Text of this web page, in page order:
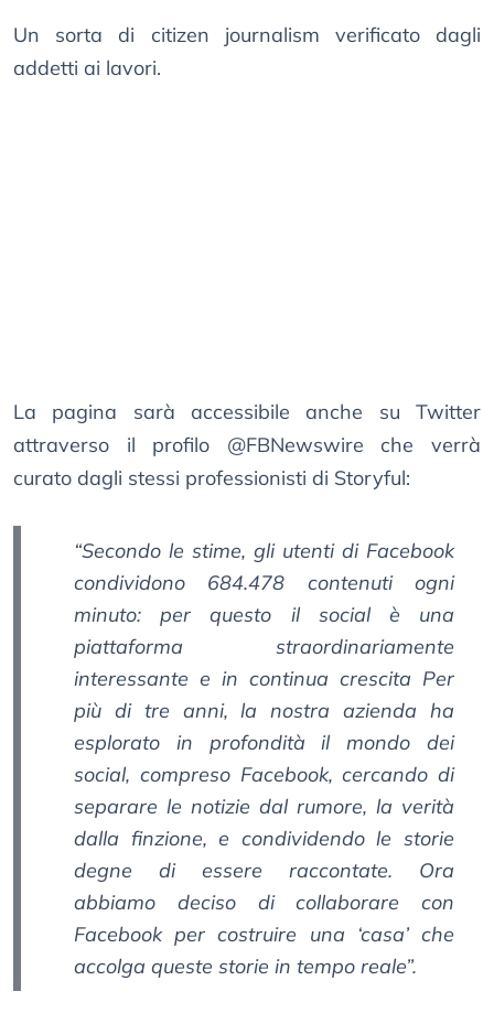
Un sorta di citizen journalism verificato dagli
addetti ai lavori.
La pagina sarà accessibile anche su Twitter
attraverso il profilo @FBNewswire che verrà
curato dagli stessi professionisti di Storyful:
“Secondo le stime, gli utenti di Facebook
condividono 684.478 contenuti ogni
minuto: per questo il social è una
piattaforma straordinariamente
interessante e in continua crescita Per
più di tre anni, la nostra azienda ha
esplorato in profondità il mondo dei
social, compreso Facebook, cercando di
separare le notizie dal rumore, la verità
dalla finzione, e condividendo le storie
degne di essere raccontate. Ora
abbiamo deciso di collaborare con
Facebook per costruire una ‘casa’ che
accolga queste storie in tempo reale”.